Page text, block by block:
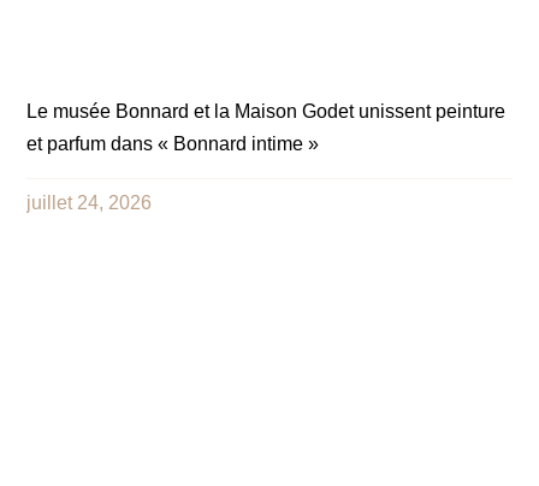
Le musée Bonnard et la Maison Godet unissent peinture
et parfum dans « Bonnard intime »
juillet 24, 2026